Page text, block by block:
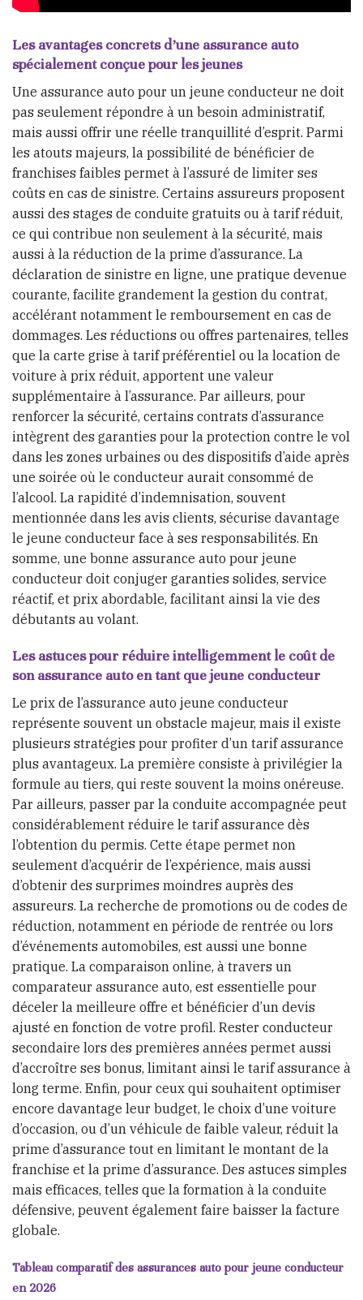
Les avantages concrets d’une assurance auto
spécialement conçue pour les jeunes
Une assurance auto pour un jeune conducteur ne doit
pas seulement répondre à un besoin administratif,
mais aussi offrir une réelle tranquillité d’esprit. Parmi
les atouts majeurs, la possibilité de bénéficier de
franchises faibles permet à l’assuré de limiter ses
coûts en cas de sinistre. Certains assureurs proposent
aussi des stages de conduite gratuits ou à tarif réduit,
ce qui contribue non seulement à la sécurité, mais
aussi à la réduction de la prime d’assurance. La
déclaration de sinistre en ligne, une pratique devenue
courante, facilite grandement la gestion du contrat,
accélérant notamment le remboursement en cas de
dommages. Les réductions ou offres partenaires, telles
que la carte grise à tarif préférentiel ou la location de
voiture à prix réduit, apportent une valeur
supplémentaire à l’assurance. Par ailleurs, pour
renforcer la sécurité, certains contrats d’assurance
intègrent des garanties pour la protection contre le vol
dans les zones urbaines ou des dispositifs d’aide après
une soirée où le conducteur aurait consommé de
l’alcool. La rapidité d’indemnisation, souvent
mentionnée dans les avis clients, sécurise davantage
le jeune conducteur face à ses responsabilités. En
somme, une bonne assurance auto pour jeune
conducteur doit conjuger garanties solides, service
réactif, et prix abordable, facilitant ainsi la vie des
débutants au volant.
Les astuces pour réduire intelligemment le coût de
son assurance auto en tant que jeune conducteur
Le prix de l’assurance auto jeune conducteur
représente souvent un obstacle majeur, mais il existe
plusieurs stratégies pour profiter d’un tarif assurance
plus avantageux. La première consiste à privilégier la
formule au tiers, qui reste souvent la moins onéreuse.
Par ailleurs, passer par la conduite accompagnée peut
considérablement réduire le tarif assurance dès
l’obtention du permis. Cette étape permet non
seulement d’acquérir de l’expérience, mais aussi
d’obtenir des surprimes moindres auprès des
assureurs. La recherche de promotions ou de codes de
réduction, notamment en période de rentrée ou lors
d’événements automobiles, est aussi une bonne
pratique. La comparaison online, à travers un
comparateur assurance auto, est essentielle pour
déceler la meilleure offre et bénéficier d’un devis
ajusté en fonction de votre profil. Rester conducteur
secondaire lors des premières années permet aussi
d’accroître ses bonus, limitant ainsi le tarif assurance à
long terme. Enfin, pour ceux qui souhaitent optimiser
encore davantage leur budget, le choix d’une voiture
d’occasion, ou d’un véhicule de faible valeur, réduit la
prime d’assurance tout en limitant le montant de la
franchise et la prime d’assurance. Des astuces simples
mais efficaces, telles que la formation à la conduite
défensive, peuvent également faire baisser la facture
globale.
Tableau comparatif des assurances auto pour jeune conducteur
en 2026